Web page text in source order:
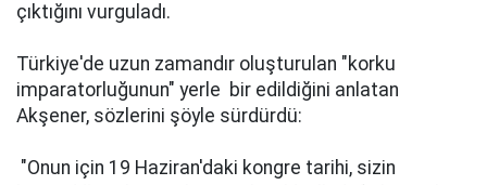
çıktığını vurguladı.
Türkiye'de uzun zamandır oluşturulan "korku
imparatorluğunun" yerle bir edildiğini anlatan
Akşener, sözlerini şöyle sürdürdü:
"Onun için 19 Haziran'daki kongre tarihi, sizin